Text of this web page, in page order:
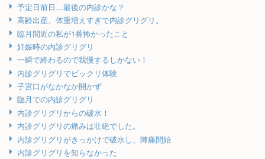
予定日前日…最後の内診かな？
高齢出産、体重増えすぎで内診グリグリ。
臨月間近の私が1番怖かったこと
妊娠時の内診グリグリ
一瞬で終わるので我慢するしかない！
内診グリグリでビックリ体験
子宮口がなかなか開かず
臨月での内診グリグリ
内診グリグリからの破水！
内診グリグリの痛みは壮絶でした。
内診グリグリがきっかけで破水し、陣痛開始
内診グリグリを知らなかった